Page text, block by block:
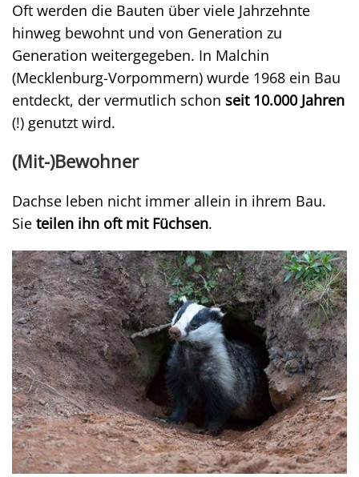
Oft werden die Bauten über viele Jahrzehnte
hinweg bewohnt und von Generation zu
Generation weitergegeben. In Malchin
(Mecklenburg-Vorpommern) wurde 1968 ein Bau
entdeckt, der vermutlich schon seit 10.000 Jahren
(!) genutzt wird.
(Mit-)Bewohner
Dachse leben nicht immer allein in ihrem Bau.
Sie teilen ihn oft mit Füchsen.